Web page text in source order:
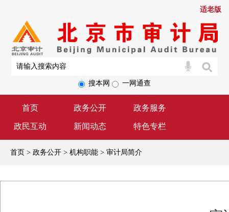
适老版
首页 政务公开 政务服务
政民互动 新闻动态 特色专栏
搜本网 一网通查
首页 > 政务公开 > 机构职能 > 审计局简介